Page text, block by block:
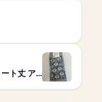
ート丈 ア…